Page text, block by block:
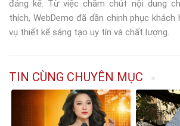
đáng kể. Từ việc chăm chút nội dung
thích, WebDemo đã dần chinh phục khách
vụ thiết kế sáng tạo uy tín và chất lượng.
TIN CÙNG CHUYÊN MỤC